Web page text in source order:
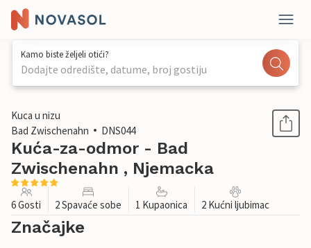
Kamo biste željeli otići?
Dodajte odredište, datume, broj gostiju
1 / 1
Kuca u nizu
Bad Zwischenahn
DNS044
Kuća-za-odmor - Bad
Zwischenahn , Njemacka
6 Gosti 2 Spavaće sobe 1 Kupaonica 2 Kućni ljubimac
Značajke